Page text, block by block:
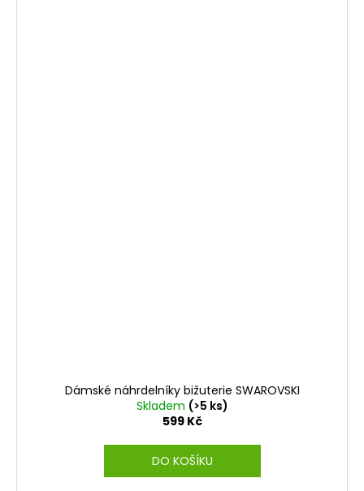
Dámské náhrdelníky bižuterie SWAROVSKI
Skladem (>5 ks)
599 Kč
DO KOŠÍKU